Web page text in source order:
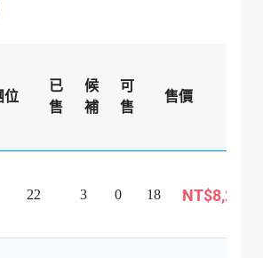
式
位
已
售
候
補
可
售
售價
22 3 0 18 NT$8,299